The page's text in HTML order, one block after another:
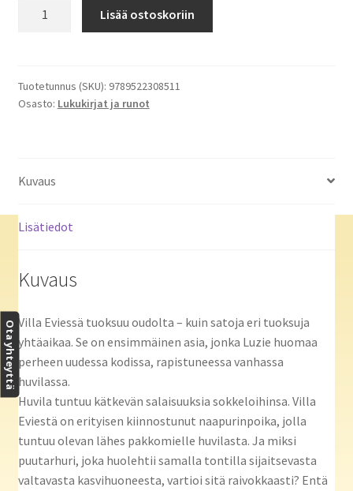
määrä
Lisää ostoskoriin
Tuotetunnus (SKU): 9789522308511
Osasto: Lukukirjat ja runot
Kuvaus
Lisätiedot
Kuvaus
Villa Eviessä tuoksuu oudolta – kuin satoja eri tuoksuja
yhtäaikaa. Se on ensimmäinen asia, jonka Luzie huomaa
perheen uudessa kodissa, rapistuneessa vanhassa
huvilassa.
Huvila tuntuu kätkevän salaisuuksia sokkeloihinsa. Villa
Eviestä on erityisen kiinnostunut naapurinpoika, jolla
tuntuu olevan lähes pakkomielle huvilasta. Ja miksi
puutarhuri, joka huolehtii samalla tontilla sijaitsevasta
valtavasta kasvihuoneesta, vartioi sitä raivokkaasti? Entä
Ota yhteyttä